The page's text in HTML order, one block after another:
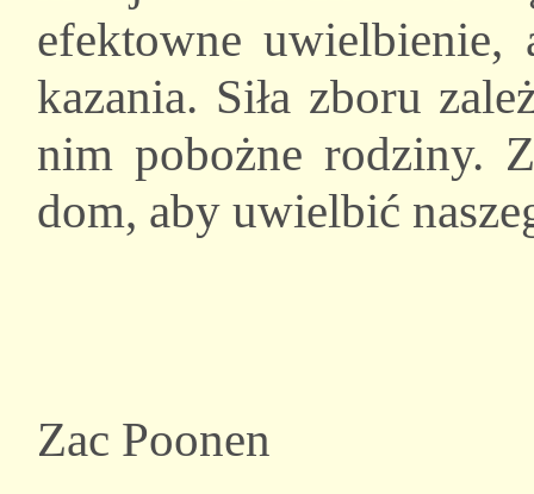
efektowne
kazania. Siła zboru
nim pobożne rodziny.
dom, aby uwielbić
Zac Poonen